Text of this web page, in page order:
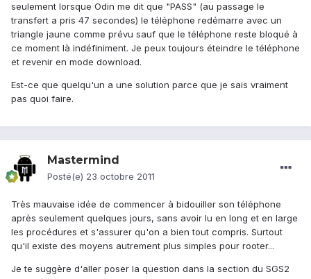
seulement lorsque Odin me dit que "PASS" (au passage le
transfert a pris 47 secondes) le téléphone redémarre avec un
triangle jaune comme prévu sauf que le téléphone reste bloqué à
ce moment là indéfiniment. Je peux toujours éteindre le téléphone
et revenir en mode download.
Est-ce que quelqu'un a une solution parce que je sais vraiment
pas quoi faire.
Mastermind
Posté(e) 23 octobre 2011
Très mauvaise idée de commencer à bidouiller son téléphone
après seulement quelques jours, sans avoir lu en long et en large
les procédures et s'assurer qu'on a bien tout compris. Surtout
qu'il existe des moyens autrement plus simples pour rooter...
Je te suggère d'aller poser la question dans la section du SGS2